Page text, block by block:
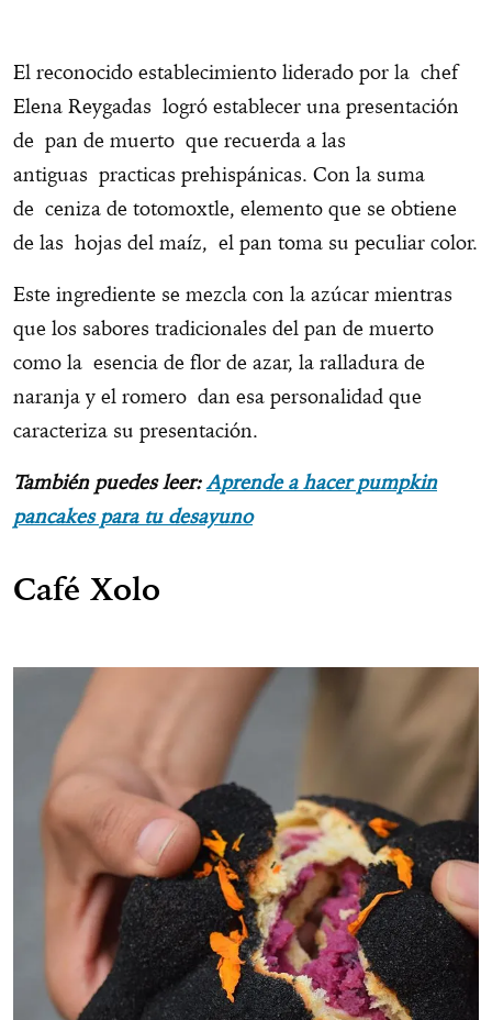
El reconocido establecimiento liderado por la chef
Elena Reygadas logró establecer una presentación
de pan de muerto que recuerda a las
antiguas practicas prehispánicas. Con la suma
de ceniza de totomoxtle, elemento que se obtiene
de las hojas del maíz, el pan toma su peculiar color.
Este ingrediente se mezcla con la azúcar mientras
que los sabores tradicionales del pan de muerto
como la esencia de flor de azar, la ralladura de
naranja y el romero dan esa personalidad que
caracteriza su presentación.
También puedes leer:Aprende a hacer pumpkin
pancakes para tu desayuno
Café Xolo